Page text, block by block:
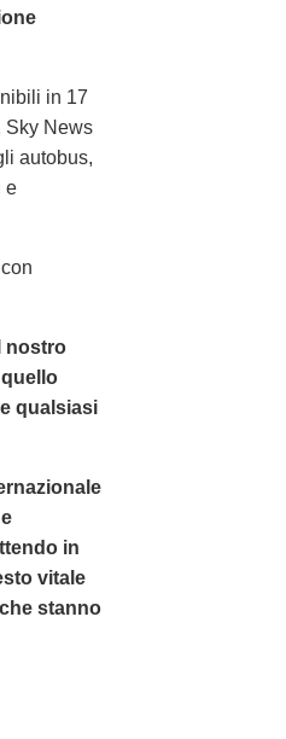
in 17
Sky News
autobus,
e
nostro
qualsiasi
in
vitale
stanno